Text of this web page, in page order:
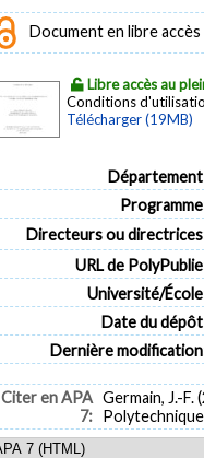
Document en libre
Libre accès au
Conditions
Télécharger (19MB)
Directeurs ou
URL de
Université/
Date du
Dernière
Citer en APA
7:
Germain, J.-F.